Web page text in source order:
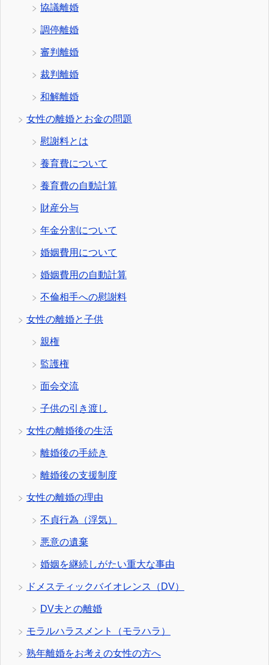
協議離婚
調停離婚
審判離婚
裁判離婚
和解離婚
女性の離婚とお金の問題
慰謝料とは
養育費について
養育費の自動計算
財産分与
年金分割について
婚姻費用について
婚姻費用の自動計算
不倫相手への慰謝料
女性の離婚と子供
親権
監護権
面会交流
子供の引き渡し
女性の離婚後の生活
離婚後の手続き
離婚後の支援制度
女性の離婚の理由
不貞行為（浮気）
悪意の遺棄
婚姻を継続しがたい重大な事由
ドメスティックバイオレンス（DV）
DV夫との離婚
モラルハラスメント（モラハラ）
熟年離婚をお考えの女性の方へ